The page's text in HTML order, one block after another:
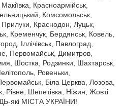
Красноармійськ,
Комсомольськ,
Краснодон, Луцьк,
Кременчук, Бердянськ, Ковель,
Іллічівськ, Павлоград,
Первомайськ, Димитров,
Шостка, Родзинки, Шахтарськ,
Ровеньки,
Біла Церква, Лозова,
Рівне, Шепетівка, Ніжин, Жовті
які МІСТА УКРАЇНИ!